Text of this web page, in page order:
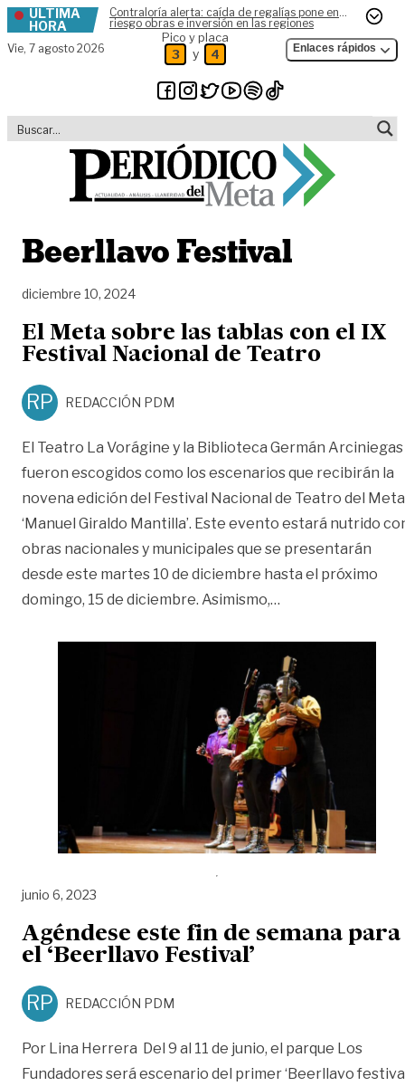
Skip to content
ÚLTIMA
HORA
Contraloría alerta: caída de regalías pone en
riesgo obras e inversión en las regiones
Vie, 7 agosto 2026
Pico y placa
3 y 4 Enlaces rápidos
Beerllavo Festival
diciembre 10, 2024
El Meta sobre las tablas con el IX
Festival Nacional de Teatro
RP REDACCIÓN PDM
El Teatro La Vorágine y la Biblioteca Germán Arciniegas
fueron escogidos como los escenarios que recibirán la
novena edición del Festival Nacional de Teatro del Meta
‘Manuel Giraldo Mantilla’. Este evento estará nutrido
obras nacionales y municipales que se presentarán
desde este martes 10 de diciembre hasta el próximo
domingo, 15 de diciembre. Asimismo,…
junio 6, 2023
Agéndese este fin de semana para
el ‘Beerllavo Festival’
RP REDACCIÓN PDM
Por Lina Herrera Del 9 al 11 de junio, el parque Los
Fundadores será escenario del primer ‘Beerllavo